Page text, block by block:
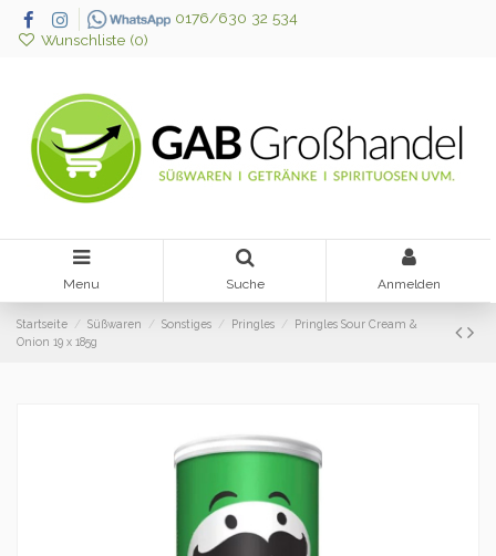
0176/630 32 534
Wunschliste (0)
Menu Suche Anmelden
Startseite Süßwaren Sonstiges Pringles
Pringles Sour Cream &
Onion 19 x 185g